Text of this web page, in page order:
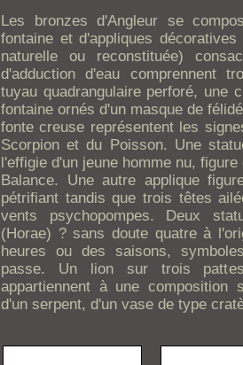
Les bronzes d'Angleur se
fontaine et d'appliques
naturelle ou reconstituée)
d'adduction d'eau comprennent
tuyau quadrangulaire perforé, une
fontaine ornés d'un masque de
fonte creuse représentent les
Scorpion et du Poisson. Une
l'effigie d'un jeune homme nu,
Balance. Une autre applique
pétrifiant tandis que trois têtes
vents psychopompes. Deux
(Horae) ? sans doute quatre à
heures ou des saisons,
passe. Un lion sur trois
appartiennent à une composition
d'un serpent, d'un vase de type